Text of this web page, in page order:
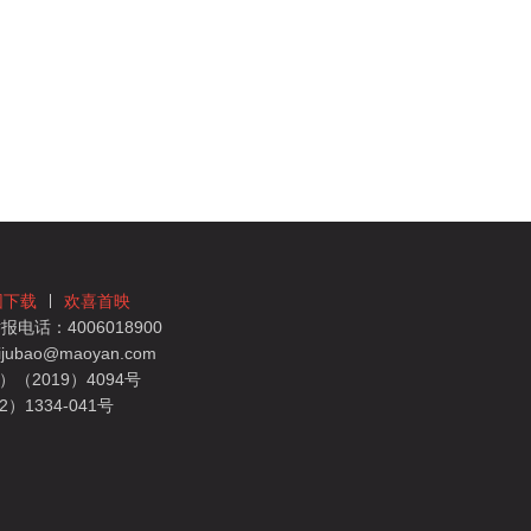
下载
欢喜首映
电话：4006018900
（2019）4094号
）1334-041号